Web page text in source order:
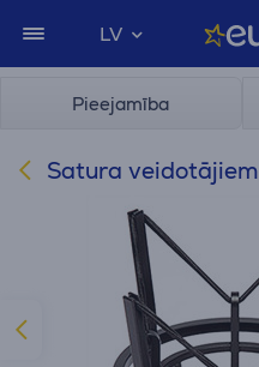
LV
Pieejamība
Satura veidotājiem